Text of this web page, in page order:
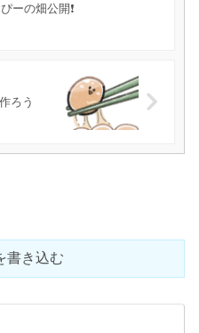
ーの畑公開❗
ろう
書き込む